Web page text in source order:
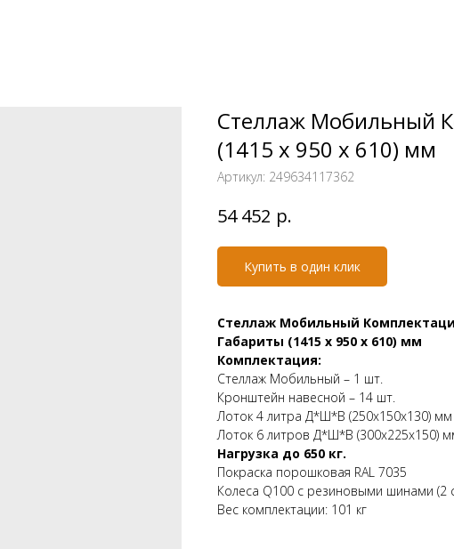
Стеллаж Мобильный
(1415 х 950 х 610) мм
Артикул: 249634117362
54 452 р.
Купить в один клик
Стеллаж Мобильный
Габариты (1415 х 950 х 610) мм
Комплектация:
Стеллаж Мобильный – 1 шт.
Кронштейн навесной – 14 шт.
Лоток 4 литра Д*Ш*В (250х150х130) мм
Лоток 6 литров Д*Ш*В (300х225х150)
Нагрузка до 650 кг.
Покраска порошковая RAL 7035
Колеса Q100 с резиновыми шинами (2
Вес комплектации: 101 кг